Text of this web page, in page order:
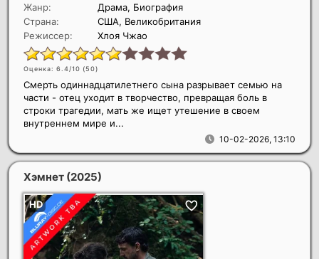
Жанр:
Драма, Биография
Страна:
США, Великобритания
Режиссер:
Хлоя Чжао
Оценка: 6.4/10 (50)
10-02-2026, 13:10
Смерть одиннадцатилетнего сына разрывает семью на
части - отец уходит в творчество, превращая боль в
строки трагедии, мать же ищет утешение в своем
внутреннем мире и...
Хэмнет (2025)